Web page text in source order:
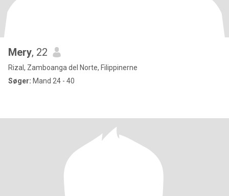
Mery, 22
Rizal, Zamboanga del Norte, Filippinerne
Søger: Mand 24 - 40